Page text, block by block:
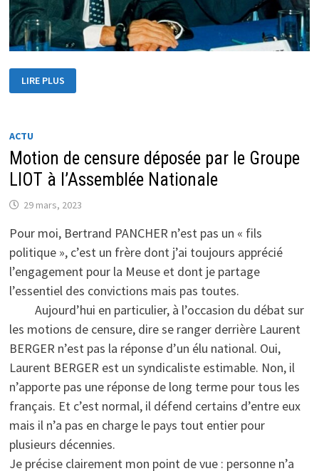
HOMMAGE
À
FRANÇOIS
LIRE PLUS
ACTU
Motion de censure déposée par le Groupe
LIOT à l’Assemblée Nationale
29 mars, 2023
Pour moi, Bertrand PANCHER n’est pas un « fils
politique », c’est un frère dont j’ai toujours apprécié
l’engagement pour la Meuse et dont je partage
l’essentiel des convictions mais pas toutes.
Aujourd’hui en particulier, à l’occasion du débat sur
les motions de censure, dire se ranger derrière Laurent
BERGER n’est pas la réponse d’un élu national. Oui,
Laurent BERGER est un syndicaliste estimable. Non, il
n’apporte pas une réponse de long terme pour tous les
français. Et c’est normal, il défend certains d’entre eux
mais il n’a pas en charge le pays tout entier pour
plusieurs décennies.
Je précise clairement mon point de vue : personne n’a